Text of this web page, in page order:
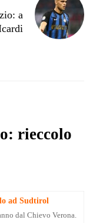
a
rieccolo
ad Sudtirol
dal Chievo Verona.